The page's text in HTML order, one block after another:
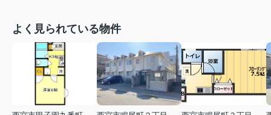
よく見られている物件